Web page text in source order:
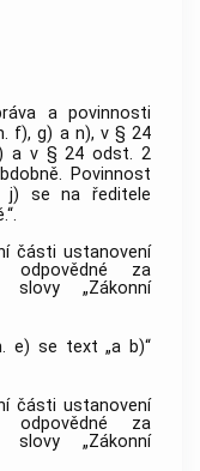
a povinnosti
f), g) a n), v § 24
a v § 24 odst. 2
Povinnost
se na ředitele
části ustanovení
odpovědné za
slovy „Zákonní
e) se text „a b)“
části ustanovení
odpovědné za
slovy „Zákonní